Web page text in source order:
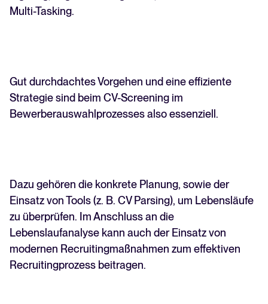
Multi-Tasking.
Gut durchdachtes Vorgehen und eine effiziente
Strategie sind beim CV-Screening im
Bewerberauswahlprozesses also essenziell.
Dazu gehören die konkrete Planung, sowie der
Einsatz von Tools (z. B. CV Parsing), um Lebensläufe
zu überprüfen. Im Anschluss an die
Lebenslaufanalyse kann auch der Einsatz von
modernen Recruitingmaßnahmen zum effektiven
Recruitingprozess beitragen.